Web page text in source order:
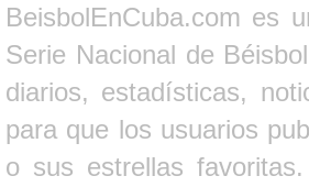
BeisbolEnCuba.com es
Serie Nacional de
diarios, estadísticas,
para que los usuarios
o sus estrellas